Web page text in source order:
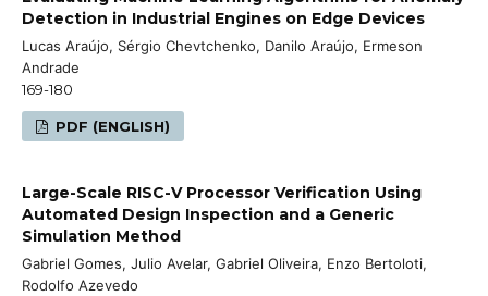
Detection in Industrial Engines on Edge Devices
Lucas Araújo, Sérgio Chevtchenko, Danilo Araújo, Ermeson
Andrade
169-180
PDF (ENGLISH)
Large-Scale RISC-V Processor Verification Using
Automated Design Inspection and a Generic
Simulation Method
Gabriel Gomes, Julio Avelar, Gabriel Oliveira, Enzo Bertoloti,
Rodolfo Azevedo